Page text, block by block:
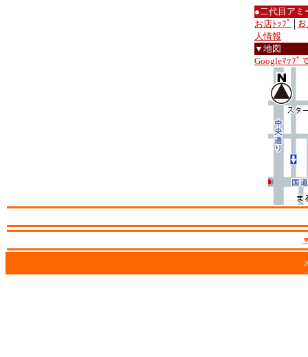
●二代目アミ
お店ﾄｯﾌﾟ
人情報
▼地図
Googleﾏｯﾌﾟ